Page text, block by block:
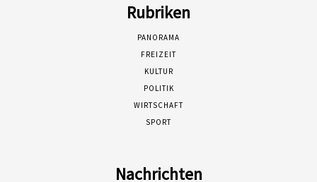
Rubriken
PANORAMA
FREIZEIT
KULTUR
POLITIK
WIRTSCHAFT
SPORT
Nachrichten